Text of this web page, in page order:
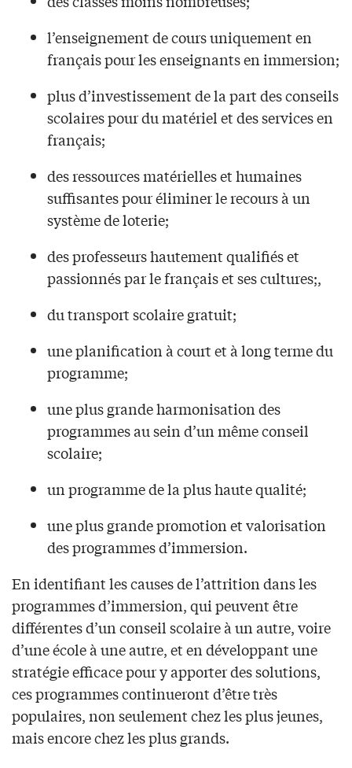
l’enseignement de cours uniquement en
français pour les enseignants en immersion;
plus d’investissement de la part des conseils
scolaires pour du matériel et des services en
français;
des ressources matérielles et humaines
suffisantes pour éliminer le recours à un
système de loterie;
des professeurs hautement qualifiés et
passionnés par le français et ses cultures;,
du transport scolaire gratuit;
une planification à court et à long terme du
programme;
une plus grande harmonisation des
programmes au sein d’un même conseil
scolaire;
un programme de la plus haute qualité;
une plus grande promotion et valorisation
des programmes d’immersion.
En identifiant les causes de l’attrition dans les
programmes d’immersion, qui peuvent être
différentes d’un conseil scolaire à un autre, voire
d’une école à une autre, et en développant une
stratégie efficace pour y apporter des solutions,
ces programmes continueront d’être très
populaires, non seulement chez les plus jeunes,
mais encore chez les plus grands.